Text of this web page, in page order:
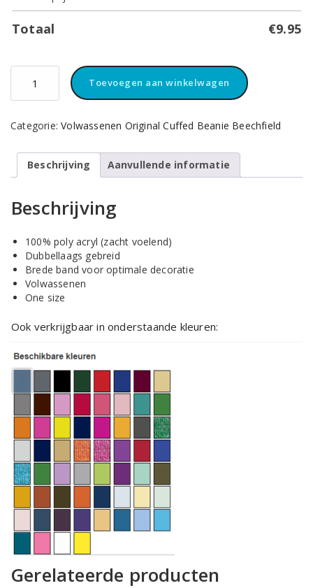
Totaal €9.95
Beechfield
Muts
aantal
Toevoegen aan winkelwagen
Categorie:Volwassenen Original Cuffed Beanie Beechfield
Beschrijving Aanvullende informatie
Beschrijving
100% poly acryl (zacht voelend)
Dubbellaags gebreid
Brede band voor optimale decoratie
Volwassenen
One size
Ook verkrijgbaar in onderstaande kleuren:
Gerelateerde producten